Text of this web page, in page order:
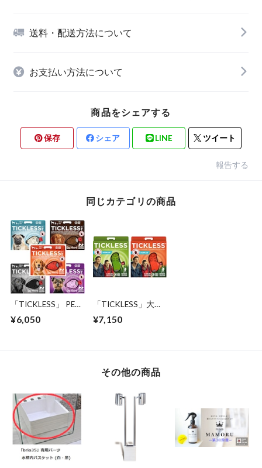
送料・配送方法について
お支払い方法について
商品をシェアする
保存 シェア LINE ツイート
報告する
同じカテゴリの商品
「TICKLESS」 PET
ス) ～ダニ&ノミか
¥6,050
「TICKLESS」大人
レス) ～アウトドア
ド！
¥7,150
その他の商品